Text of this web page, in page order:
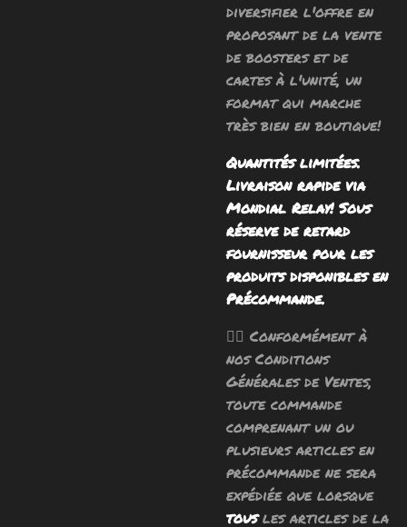
diversifier l'offre en
proposant de la vente
de boosters et de
cartes à l'unité, un
format qui marche
très bien en boutique!
Quantités limitées.
Livraison rapide via
Mondial Relay! Sous
réserve de retard
fournisseur pour les
produits disponibles en
Précommande.
🧙‍♂️ Conformément à
nos Conditions
Générales de Ventes,
toute commande
comprenant un ou
plusieurs articles en
précommande ne sera
expédiée que lorsque
tousles articles de la